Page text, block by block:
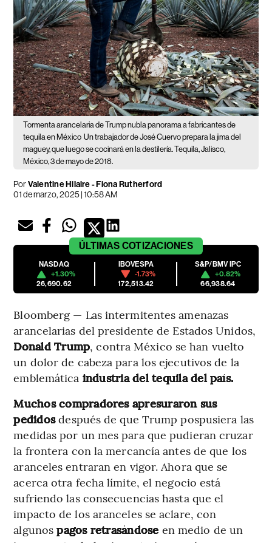
Tormenta arancelaria de Trump nubla panorama a fabricantes de
tequila en México Un trabajador de José Cuervo prepara la jima del
maguey, que luego se cocinará en la destilería. Tequila, Jalisco,
México, 3 de mayo de 2018.
PorValentine Hilaire - Fiona Rutherford
01 de marzo, 2025 | 10:58 AM
ÚLTIMAS COTIZACIONES
NASDAQ
+1.30%
26,690.62
IBOVESPA
-1.73%
172,513.42
S&P/BMV IPC
+0.82%
66,938.64
Bloomberg — Las intermitentes amenazas
arancelarias del presidente de Estados Unidos,
Donald Trump, contra México se han vuelto
un dolor de cabeza para los ejecutivos de la
emblemática industria del tequila del país.
Muchos compradores apresuraron sus
pedidosdespués de que Trump pospusiera las
medidas por un mes para que pudieran cruzar
la frontera con la mercancía antes de que los
aranceles entraran en vigor. Ahora que se
acerca otra fecha límite, el negocio está
sufriendo las consecuencias hasta que el
impacto de los aranceles se aclare, con
algunos pagos retrasándose en medio de un